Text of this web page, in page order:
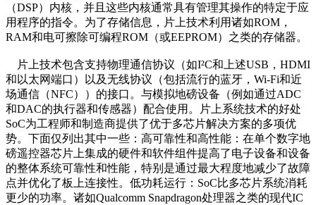
（DSP）内核，并且这些内核通常具有管理其操作的特定于应
用程序的指令。为了存储信息，片上技术利用诸如ROM，
RAM和电可擦除可编程ROM（或EEPROM）之类的存储器。
片上技术包含支持物理通信协议（如I²C和上述USB，HDMI
和以太网端口）以及无线协议（包括流行的蓝牙，Wi-Fi和近
场通信（NFC））的接口。与模拟地磅设备（例如通过ADC
和DAC的执行器和传感器）配合使用。片上系统技术的好处
SoC为工程师和制造商提供了优于多芯片解决方案的多项优
势。下面仅列出其中一些：高可靠性和高性能：在单个数字地
磅遥控器芯片上集成的硬件和软件组件提高了电子设备和设备
的整体系统可靠性和性能，特别是通过最大程度地减少了故障
点并优化了板上连接性。低功耗运行：SoC比多芯片系统消耗
更少的功率。诸如Qualcomm Snapdragon处理器之类的现代IC